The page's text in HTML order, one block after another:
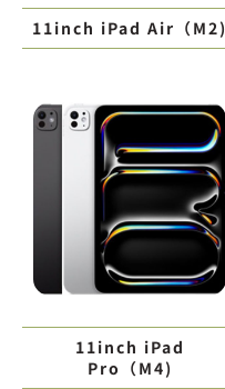
11inch iPad Air（M2)
11inch iPad
Pro（M4)